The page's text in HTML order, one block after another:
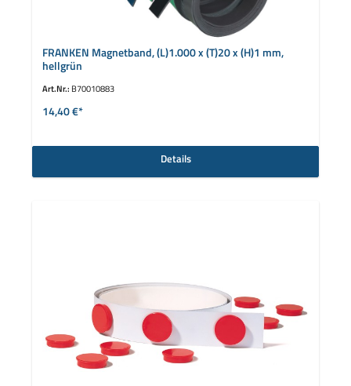
FRANKEN Magnetband, (L)1.000 x (T)20 x (H)1 mm,
hellgrün
Art.Nr.: B70010883
14,40 €*
Details